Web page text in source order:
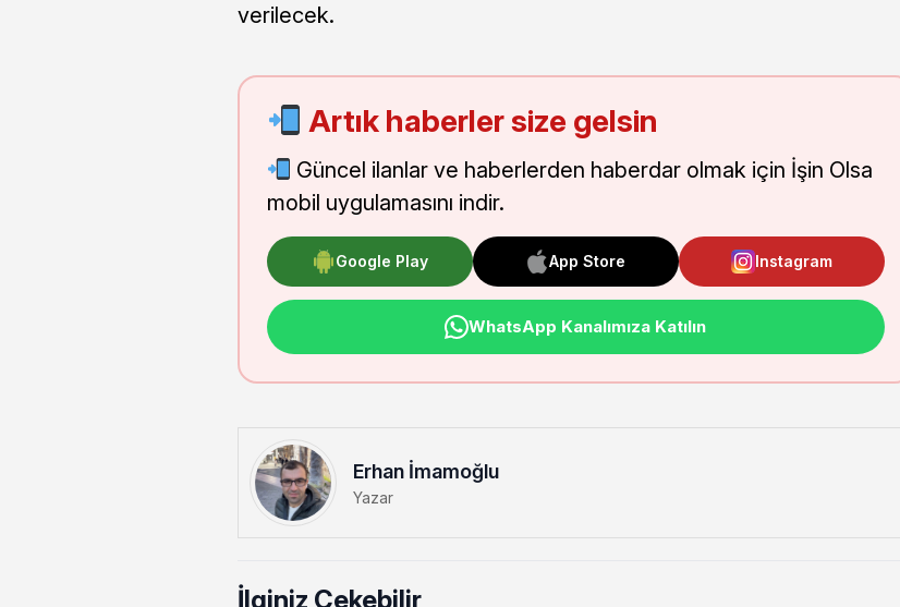
verilecek.
Artık haberler size gelsin
Güncel ilanlar ve haberlerden haberdar olmak için İşin Olsa
mobil uygulamasını indir.
Google Play App Store Instagram
WhatsApp Kanalımıza Katılın
Erhan İmamoğlu
Yazar
İlginiz Çekebilir